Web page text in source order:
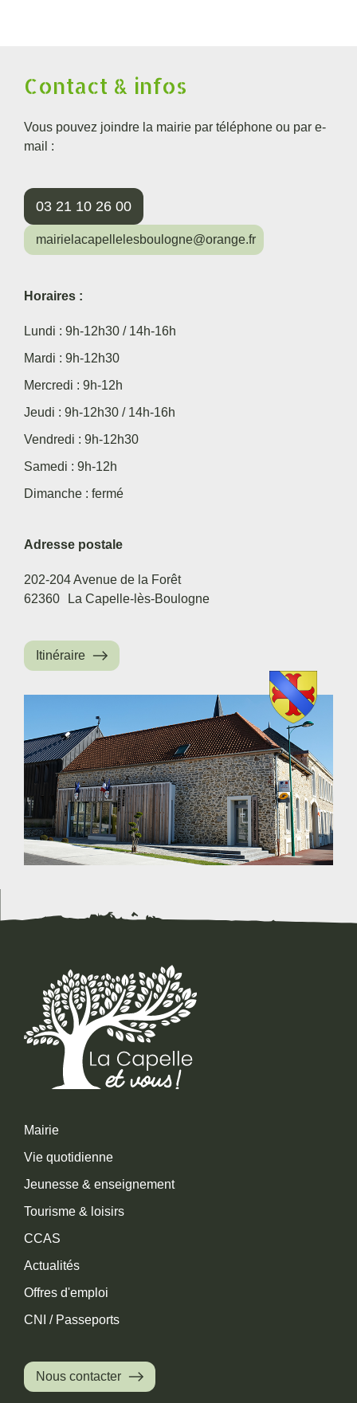
Contact & infos
Vous pouvez joindre la mairie par téléphone ou par e-
mail :
03 21 10 26 00
mairielacapellelesboulogne@orange.fr
Horaires :
Lundi : 9h-12h30 / 14h-16h
Mardi : 9h-12h30
Mercredi : 9h-12h
Jeudi : 9h-12h30 / 14h-16h
Vendredi : 9h-12h30
Samedi : 9h-12h
Dimanche : fermé
Adresse postale
202-204 Avenue de la Forêt
62360
La Capelle-lès-Boulogne
Itinéraire
Mairie
Vie quotidienne
Jeunesse & enseignement
Tourisme & loisirs
CCAS
Actualités
Offres d'emploi
CNI / Passeports
Nous contacter